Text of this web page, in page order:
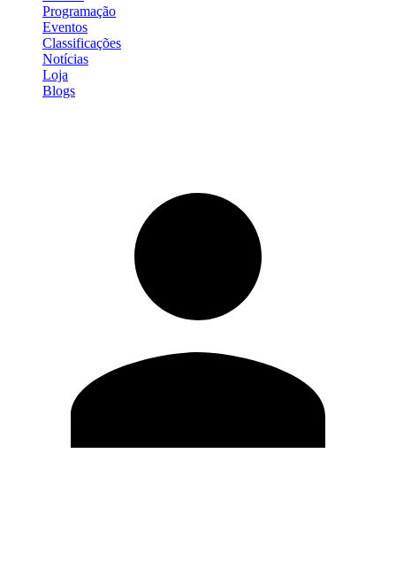
Programação
Eventos
Classificações
Notícias
Loja
Blogs